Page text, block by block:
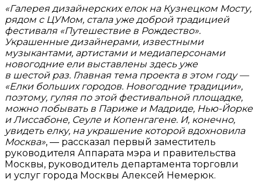
«Галерея дизайнерских елок на Кузнецком Мосту,
рядом с ЦУМом, стала уже доброй традицией
фестиваля «Путешествие в Рождество».
Украшенные дизайнерами, известными
музыкантами, артистами и медиаперсонами
новогодние ели выставлены здесь уже
в шестой раз. Главная тема проекта в этом году —
«Елки больших городов. Новогодние традиции»,
поэтому, гуляя по этой фестивальной площадке,
можно побывать в Париже и Мадриде, Нью-Йорке
и Лиссабоне, Сеуле и Копенгагене. И, конечно,
увидеть елку, на украшение которой вдохновила
Москва», — рассказал первый заместитель
руководителя Аппарата мэра и правительства
Москвы, руководитель департамента торговли
и услуг города Москвы Алексей Немерюк.